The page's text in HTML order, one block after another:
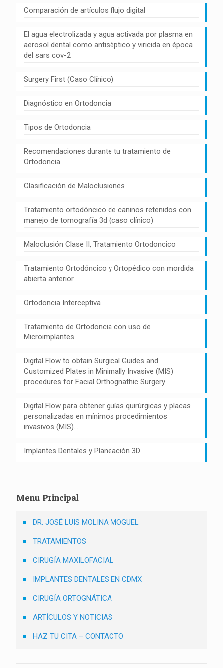
Comparación de artículos flujo digital
El agua electrolizada y agua activada por plasma en
aerosol dental como antiséptico y viricida en época
del sars cov-2
Surgery First (Caso Clínico)
Diagnóstico en Ortodoncia
Tipos de Ortodoncia
Recomendaciones durante tu tratamiento de
Ortodoncia
Clasificación de Maloclusiones
Tratamiento ortodóncico de caninos retenidos con
manejo de tomografía 3d (caso clínico)
Maloclusión Clase II, Tratamiento Ortodoncico
Tratamiento Ortodóncico y Ortopédico con mordida
abierta anterior
Ortodoncia Interceptiva
Tratamiento de Ortodoncia con uso de
Microimplantes
Digital Flow to obtain Surgical Guides and
Customized Plates in Minimally Invasive (MIS)
procedures for Facial Orthognathic Surgery
Digital Flow para obtener guías quirúrgicas y placas
personalizadas en mínimos procedimientos
invasivos (MIS)…
Implantes Dentales y Planeación 3D
Menu Principal
DR. JOSÉ LUIS MOLINA MOGUEL
TRATAMIENTOS
CIRUGÍA MAXILOFACIAL
IMPLANTES DENTALES EN CDMX
CIRUGÍA ORTOGNÁTICA
ARTÍCULOS Y NOTICIAS
HAZ TU CITA – CONTACTO